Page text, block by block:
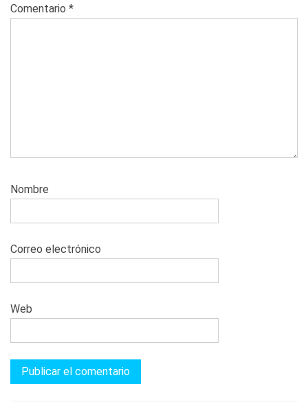
Comentario *
Nombre
Correo electrónico
Web